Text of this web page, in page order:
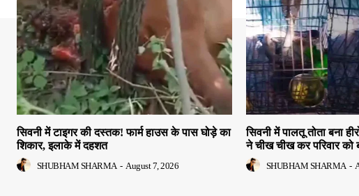
सिवनी में टाइगर की दस्तक! फार्म हाउस के पास घोड़े का
शिकार, इलाके में दहशत
SHUBHAM SHARMA - August 7, 2026
सिवनी में पालतू तोता बना
ने चीख चीख कर परिवार को
SHUBHAM SHARMA -